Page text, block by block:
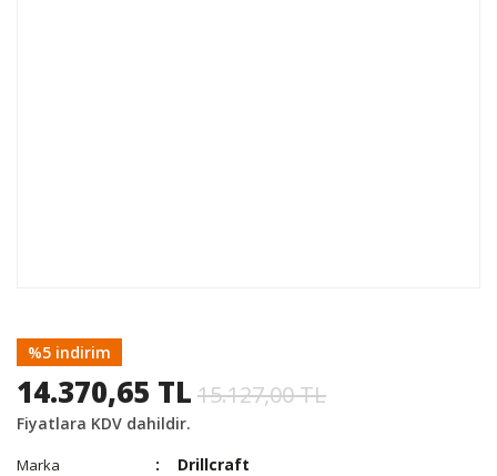
%5 indirim
14.370,65 TL 15.127,00 TL
Fiyatlara KDV dahildir.
Marka Drillcraft